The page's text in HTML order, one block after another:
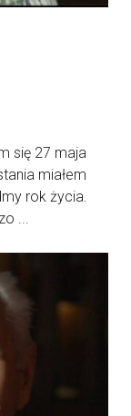
się 27 maja
miałem
rok życia.
...